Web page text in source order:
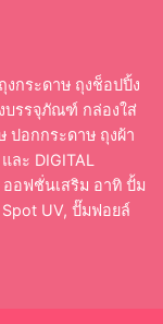
งกระดาษ ถุงช็อปปิ้ง
บรรจุภัณฑ์ กล่องใส่
ปอกกระดาษ ถุงผ้า
ละ DIGITAL
อฟชั่นเสริม อาทิ ปั้ม
UV, ปั๊มฟอยล์